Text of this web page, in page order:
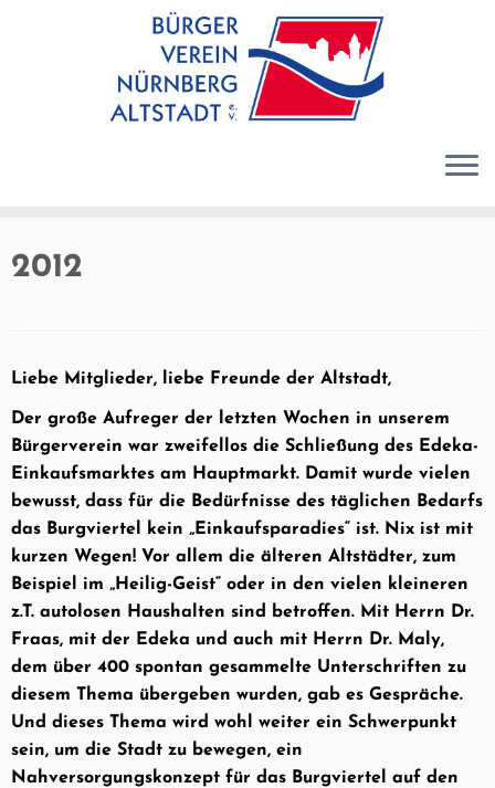
2012
Liebe Mitglieder, liebe Freunde der Altstadt,
Der große Aufreger der letzten Wochen in unserem
Bürgerverein war zweifellos die Schließung des Edeka-
Einkaufsmarktes am Hauptmarkt. Damit wurde vielen
bewusst, dass für die Bedürfnisse des täglichen Bedarfs
das Burgviertel kein „Einkaufsparadies“ ist. Nix ist mit
kurzen Wegen! Vor allem die älteren Altstädter, zum
Beispiel im „Heilig-Geist“ oder in den vielen kleineren
z.T. autolosen Haushalten sind betroffen. Mit Herrn Dr.
Fraas, mit der Edeka und auch mit Herrn Dr. Maly,
dem über 400 spontan gesammelte Unterschriften zu
diesem Thema übergeben wurden, gab es Gespräche.
Und dieses Thema wird wohl weiter ein Schwerpunkt
sein, um die Stadt zu bewegen, ein
Nahversorgungskonzept für das Burgviertel auf den